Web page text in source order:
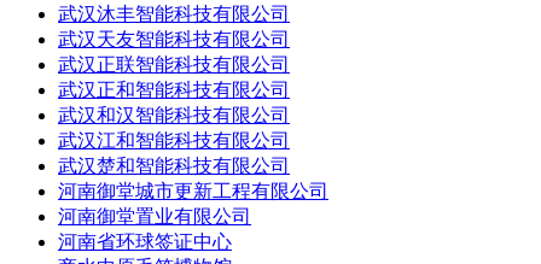
武汉沐丰智能科技有限公司
武汉天友智能科技有限公司
武汉正联智能科技有限公司
武汉正和智能科技有限公司
武汉和汉智能科技有限公司
武汉江和智能科技有限公司
武汉楚和智能科技有限公司
河南御堂城市更新工程有限公司
河南御堂置业有限公司
河南省环球签证中心